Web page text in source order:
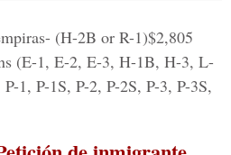
(H-2B or R-1)$2,805
(E-1, E-2, E-3, H-1B, H-3, L-
1, P-1S, P-2, P-2S, P-3, P-3S,